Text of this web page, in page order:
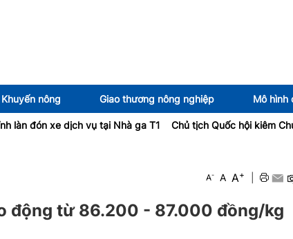
Khuyến nông Giao thương nông nghiệp Mô hình
xe dịch vụ tại Nhà ga T1 Chủ tịch Quốc hội kiêm Chủ tịch
A- A A+
động từ 86.200 - 87.000 đồng/kg